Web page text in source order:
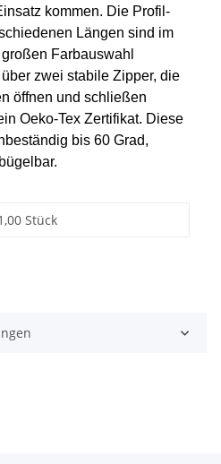
kommen. Die Profil-
Längen sind im
Farbauswahl
zwei stabile Zipper, die
öffnen und schließen
Oeko-Tex Zertifikat. Diese
bis 60 Grad,
Stück